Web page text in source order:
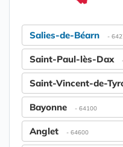
Salies-de-Béarn -
Saint-Paul-lès-Dax
Saint-Vincent-de-
Bayonne - 64100
Anglet - 64600